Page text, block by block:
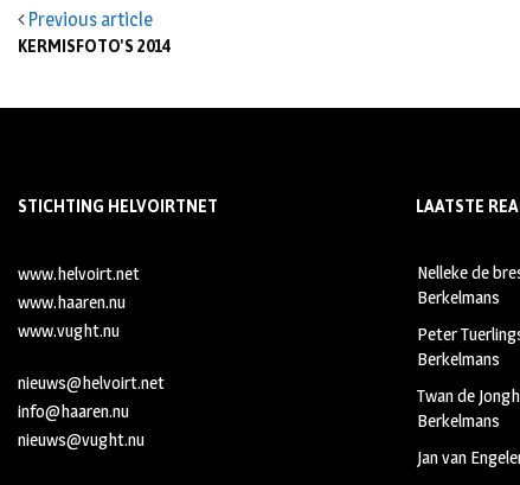
Previous article
KERMISFOTO'S 2014
STICHTING HELVOIRTNET
www.helvoirt.net
www.haaren.nu
www.vught.nu
nieuws@helvoirt.net
info@haaren.nu
nieuws@vught.nu
LAATSTE
Nelleke de
Berkelmans
Peter
Berkelmans
Twan de Jongh
Berkelmans
Jan van